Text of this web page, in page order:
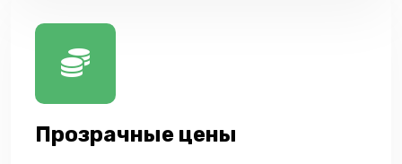
Прозрачные цены